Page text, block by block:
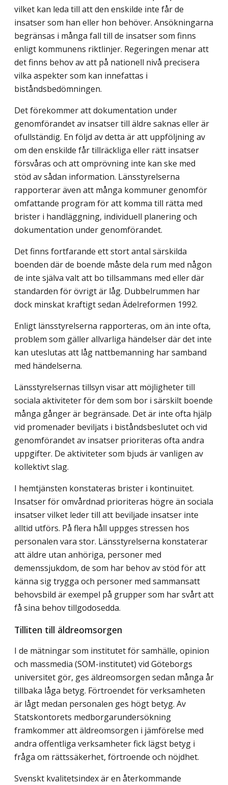
vilket kan leda till att den enskilde inte får de
insatser som han eller hon behöver. Ansökningarna
begränsas i många fall till de insatser som finns
enligt kommunens riktlinjer. Regeringen menar att
det finns behov av att på nationell nivå precisera
vilka aspekter som kan innefattas i
biståndsbedömningen.
Det förekommer att dokumentation under
genomförandet av insatser till äldre saknas eller är
ofullständig. En följd av detta är att uppföljning av
om den enskilde får tillräckliga eller rätt insatser
försvåras och att omprövning inte kan ske med
stöd av sådan information. Länsstyrelserna
rapporterar även att många kommuner genomför
omfattande program för att komma till rätta med
brister i handläggning, individuell planering och
dokumentation under genomförandet.
Det finns fortfarande ett stort antal särskilda
boenden där de boende måste dela rum med någon
de inte själva valt att bo tillsammans med eller där
standarden för övrigt är låg. Dubbelrummen har
dock minskat kraftigt sedan Ädelreformen 1992.
Enligt länsstyrelserna rapporteras, om än inte ofta,
problem som gäller allvarliga händelser där det inte
kan uteslutas att låg nattbemanning har samband
med händelserna.
Länsstyrelsernas tillsyn visar att möjligheter till
sociala aktiviteter för dem som bor i särskilt boende
många gånger är begränsade. Det är inte ofta hjälp
vid promenader beviljats i biståndsbeslutet och vid
genomförandet av insatser prioriteras ofta andra
uppgifter. De aktiviteter som bjuds är vanligen av
kollektivt slag.
I hemtjänsten konstateras brister i kontinuitet.
Insatser för omvårdnad prioriteras högre än sociala
insatser vilket leder till att beviljade insatser inte
alltid utförs. På flera håll uppges stressen hos
personalen vara stor. Länsstyrelserna konstaterar
att äldre utan anhöriga, personer med
demenssjukdom, de som har behov av stöd för att
känna sig trygga och personer med sammansatt
behovsbild är exempel på grupper som har svårt att
få sina behov tillgodosedda.
Tilliten till äldreomsorgen
I de mätningar som institutet för samhälle, opinion
och massmedia (SOM-institutet) vid Göteborgs
universitet gör, ges äldreomsorgen sedan många år
tillbaka låga betyg. Förtroendet för verksamheten
är lågt medan personalen ges högt betyg. Av
Statskontorets medborgarundersökning
framkommer att äldreomsorgen i jämförelse med
andra offentliga verksamheter fick lägst betyg i
fråga om rättssäkerhet, förtroende och nöjdhet.
Svenskt kvalitetsindex är en återkommande